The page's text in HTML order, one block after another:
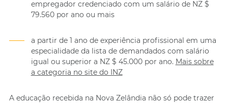
empregador credenciado com um salário de NZ $
79.560 por ano ou mais
a partir de 1 ano de experiência profissional em uma
especialidade da lista de demandados com salário
igual ou superior a NZ $ 45.000 por ano. Mais sobre
a categoria no site do INZ
A educação recebida na Nova Zelândia não só pode trazer